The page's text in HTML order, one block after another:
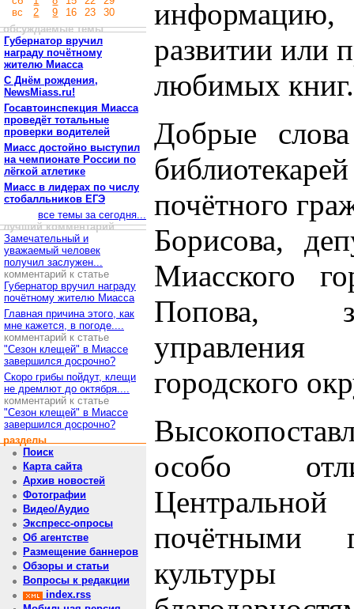
вс
2
9
16
23
30
обсуждаемые темы
Губернатор вручил
награду почётному
жителю Миасса
С Днём рождения,
NewsMiass.ru!
Госавтоинспекция Миасса
проведёт тотальные
проверки водителей
Миасс достойно выступил
на чемпионате России по
лёгкой атлетике
Миасс в лидерах по числу
стобалльников ЕГЭ
все темы за сегодня...
лучший комментарий
Замечательный и
уважаемый человек
получил заслужен...
комментарий к статье
Губернатор вручил награду
почётному жителю Миасса
Главная причина этого, как
мне кажется, в погоде....
комментарий к статье
"Сезон клещей" в Миассе
завершился досрочно?
Скоро грибы пойдут, клещи
не дремлют до октября....
комментарий к статье
"Сезон клещей" в Миассе
завершился досрочно?
разделы
Поиск
Карта сайта
Архив новостей
Фотографии
Видео/Аудио
Экспресс-опросы
Об агентстве
Размещение баннеров
Обзоры и статьи
Вопросы к редакции
index.rss
развитии или
любимых книг.
Добрые
почётного
Борисова,
Миасского
Попова,
городского
особо
почётными
культуры